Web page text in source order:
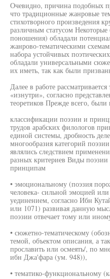
Очевидно, причина подобных
что традиционные жанровые
стихотворного произведения
различным статусом
поношения) обладали
жанрово-тематическими
набора устойчивых
обладали универсальными
их иметь, так как были
Далее в работе
«изнутри», согласно
теоретиков Прежде всего,
классификации поэзии и
трудов арабских филологов
единой системы, дробность
многообразия категорий
являлись следствием
разных критериев Виды
принципам
• эмоциональному (поэзия
человека- сильной эмоцией
уединением, согласно Ибн
или 1071) развивая данную
поэзии отвечает тому или
• сюжетно-тематическому
темой, объектом описания, а
прославить или осмеять/, по
ибн Джа'фара (ум. 948)),
• тематико-функциональному